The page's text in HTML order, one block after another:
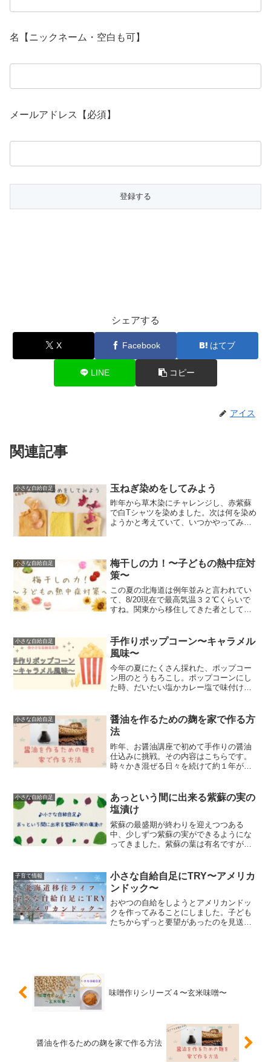
名【ニックネーム・空白も可】
メールアドレス【必須】
シェアする
X Facebook はてブ
LINE コピー
アイス
関連記事
小さな自給自足 玉ねぎ染めをしてみよう
昨年から草木染にチャレンジし、赤紫蘇
で白Tシャツを染めました。次は何を染め
ようかと考えていて、いつかやってみた
物に興味のある方・身近な...
小さな自給自足
梅干しの力！〜子どもの熱中症対
策〜
この夏の北海道は例年並みと言われてい
て、8/20現在で最高気温３２℃くらいで
すね。関東から移住してきた者としては
いかななんて思っていますwしかし！晴れ
て日差しが強い夏の...
小さな自給自足
手作りポップコーン〜キャラメル
風味〜
今年の夏にたくさん採れた、ポップコー
ン用のとうもろこし。ポップコーンにし
た時、だいたい塩かカレー塩で味付けを
キャラメルはないので、どうしたものか
と考えていましたが、...
小さな自給自足
醤油を作るための麹を家で作る方
法
昨年、お醤油講座で初めて手作りの醤油
仕込みに挑戦。その内容はこちらです。
時々かき混ぜる日々を続けて約１年が経
れはそれで楽しみなのだけれど・・・今
年も手作り醤油やりたいと...
小さな自給自足
あっという間に出来る紫蘇の実の
塩漬け
紫蘇の最盛期が終わりを迎えつつある
中、少しずつ紫蘇の実ができるようにな
ってきました。紫蘇の葉は有名ですが、
です・紫蘇の実を活用したい方・どうや
って実を活用するか分からな...
子育て情報
小さな自給自足にTRY〜アメリカ
ンドック〜
おやつの自給をしようとアメリカンドッ
クを作ってみることにしました。子ども
たちからずっと要望があったのを見送っ
味噌作りシリーズ４〜玄米味噌〜
醤油を作るための麹を家で作る方法